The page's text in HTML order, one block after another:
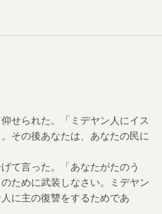
せられた。「ミデヤン人にイス
その後あなたは、あなたの民に
て言った。「あなたがたのう
ために武装しなさい。ミデヤン
に主の復讐をするためであ